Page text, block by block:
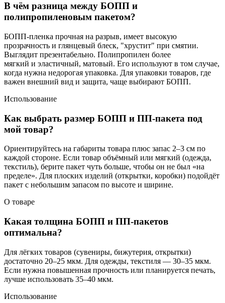
В чём разница между БОПП и
полипропиленовым пакетом?
БОПП-пленка прочная на разрыв, имеет высокую
прозрачность и глянцевый блеск, "хрустит" при смятии.
Выглядит презентабельно. Полипропилен более
мягкий и эластичный, матовый. Его используют в том случае,
когда нужна недорогая упаковка. Для упаковки товаров, где
важен внешний вид и защита, чаще выбирают БОПП.
Использование
Как выбрать размер БОПП и ПП-пакета под
мой товар?
Ориентируйтесь на габариты товара плюс запас 2–3 см по
каждой стороне. Если товар объёмный или мягкий (одежда,
текстиль), берите пакет чуть больше, чтобы он не был «на
пределе». Для плоских изделий (открытки, коробки) подойдёт
пакет с небольшим запасом по высоте и ширине.
О товаре
Какая толщина БОПП и ПП-пакетов
оптимальна?
Для лёгких товаров (сувениры, бижутерия, открытки)
достаточно 20–25 мкм. Для одежды, текстиля — 30–35 мкм.
Если нужна повышенная прочность или планируется печать,
лучше использовать 35–40 мкм.
Использование